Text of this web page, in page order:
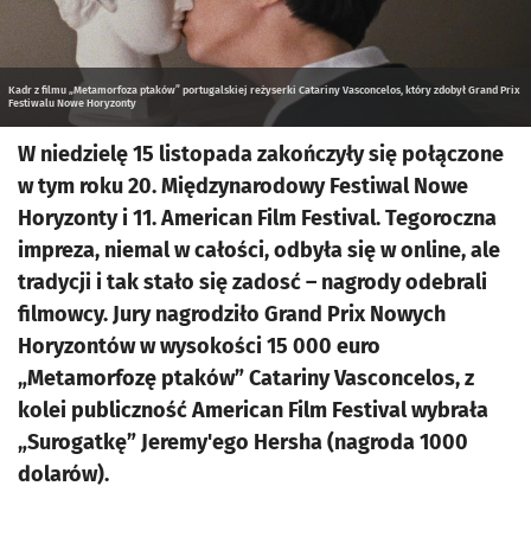
Kadr z filmu „Metamorfoza ptaków” portugalskiej reżyserki Catariny Vasconcelos, który zdobył Grand Prix
Festiwalu Nowe Horyzonty
W niedzielę 15 listopada zakończyły się połączone
w tym roku 20. Międzynarodowy Festiwal Nowe
Horyzonty i 11. American Film Festival. Tegoroczna
impreza, niemal w całości, odbyła się w online, ale
tradycji i tak stało się zadosć – nagrody odebrali
filmowcy. Jury nagrodziło Grand Prix Nowych
Horyzontów w wysokości 15 000 euro
„Metamorfozę ptaków” Catariny Vasconcelos, z
kolei publiczność American Film Festival wybrała
„Surogatkę” Jeremy'ego Hersha (nagroda 1000
dolarów).